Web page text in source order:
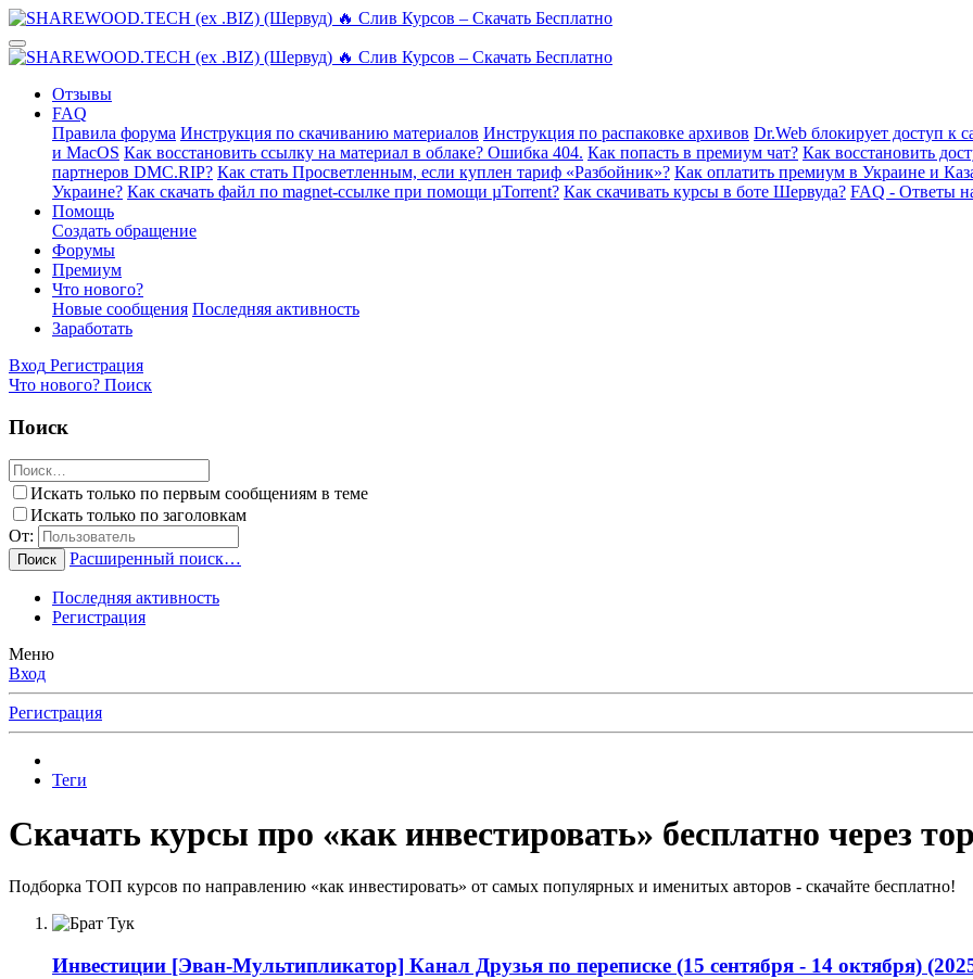
Отзывы
FAQ
Правила форума Инструкция по скачиванию материалов Инструкция по распаковке архивов Dr.Web блокирует доступ к
и MacOS Как восстановить ссылку на материал в облаке? Ошибка 404. Как попасть в премиум чат? Как восстановить
партнеров DMC.RIP? Как стать Просветленным, если куплен тариф «Разбойник»? Как оплатить премиум в Украине и
Украине? Как скачать файл по magnet-ссылке при помощи µTorrent? Как скачивать курсы в боте Шервуда? FAQ - Ответы
Помощь
Создать обращение
Форумы
Премиум
Что нового?
Новые сообщения Последняя активность
Заработать
Вход Регистрация
Что нового? Поиск
Поиск
Искать только по первым сообщениям в теме
Искать только по заголовкам
От:
Поиск Расширенный поиск…
Последняя активность
Регистрация
Меню
Вход
Регистрация
Теги
Скачать курсы про «как инвестировать» бесплатно через
Подборка ТОП курсов по направлению «как инвестировать» от самых популярных и именитых авторов - скачайте бесплатно!
Инвестиции [Эван-Мультипликатор] Канал Друзья по переписке (15 сентября - 14 октября)